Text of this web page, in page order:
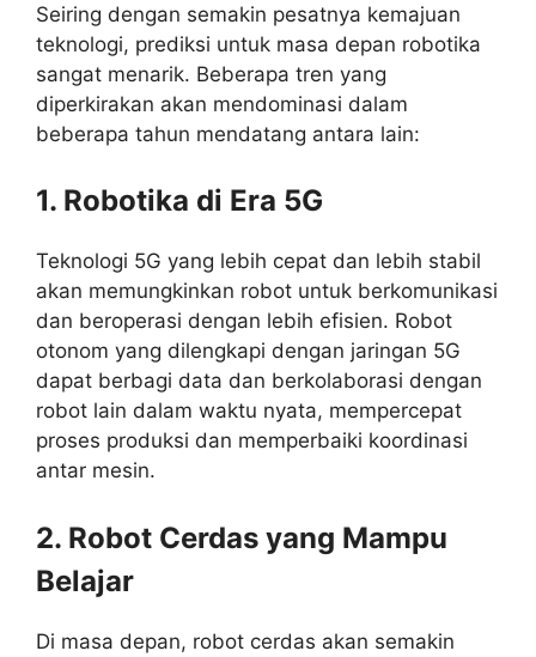
Seiring dengan semakin pesatnya kemajuan
teknologi, prediksi untuk masa depan robotika
sangat menarik. Beberapa tren yang
diperkirakan akan mendominasi dalam
beberapa tahun mendatang antara lain:
1. Robotika di Era 5G
Teknologi 5G yang lebih cepat dan lebih stabil
akan memungkinkan robot untuk berkomunikasi
dan beroperasi dengan lebih efisien. Robot
otonom yang dilengkapi dengan jaringan 5G
dapat berbagi data dan berkolaborasi dengan
robot lain dalam waktu nyata, mempercepat
proses produksi dan memperbaiki koordinasi
antar mesin.
2. Robot Cerdas yang Mampu
Belajar
Di masa depan, robot cerdas akan semakin